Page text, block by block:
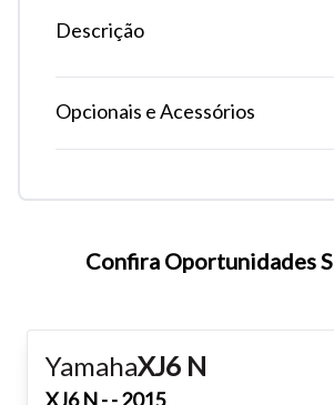
Tamanho do texto
Para aumentar ou diminuir a fonte em
Descrição
Opcionais e Acessórios
Confira Oportunidades
YamahaXJ6 N
XJ6 N- - 2015